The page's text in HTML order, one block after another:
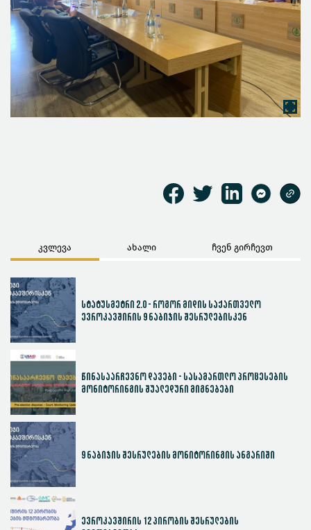
კვლევა ახალი ჩვენ გირჩევთ
სტატუსმეტრი 2.0 - როგორ მიდის საქართველო
ევროკავშირის 9 ნაბიჯის შესრულებისკენ
წინასაარჩევნო დავები - სასამართლო პროცესების
მონიტორინგის შუალედური მიგნებები
9 ნაბიჯის შესრულების მონიტორინგის ანგარიში
ევროკავშირის 12 პირობის შესრულების